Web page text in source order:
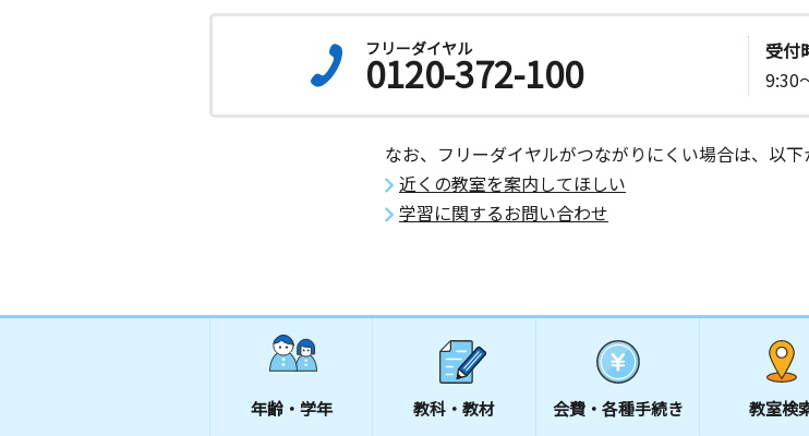
フリーダイヤル
0120-372-100
受付
9:30
なお、フリーダイヤルがつながりにくい場合は、以下
近くの教室を案内してほしい
学習に関するお問い合わせ
年齢・学年 教科・教材 会費・ 各種手続き 教室検